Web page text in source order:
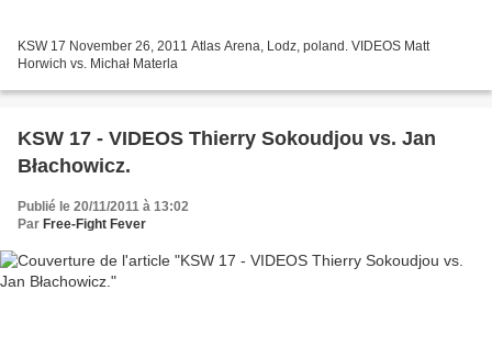
KSW 17 November 26, 2011 Atlas Arena, Lodz, poland. VIDEOS Matt
Horwich vs. Michał Materla
KSW 17 - VIDEOS Thierry Sokoudjou vs. Jan
Błachowicz.
Publié le 20/11/2011 à 13:02
Par Free-Fight Fever